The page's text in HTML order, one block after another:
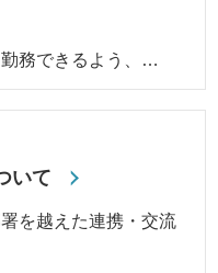
務できるよう、…
いて
を越えた連携・交流